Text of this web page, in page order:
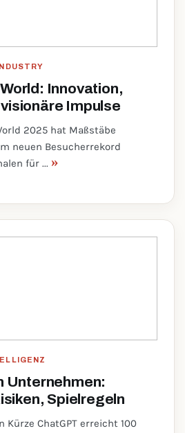
Innovation,
Impulse
2025 hat Maßstäbe
neuen Besucherrekord
für ... »
Unternehmen:
Spielregeln
Kürze ChatGPT erreicht 100